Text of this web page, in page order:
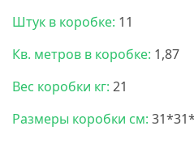
Штук в коробке: 11
Кв. метров в коробке: 1,87
Вес коробки кг: 21
Размеры коробки см: